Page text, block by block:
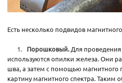
Есть несколько подвидов
Порошковый. Для проведения
используются опилки железа. Они
шва, а затем с помощью
картину магнитного спектра. Таким